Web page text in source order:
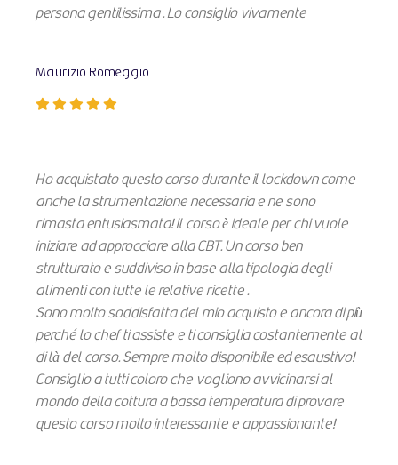
persona gentilissima . Lo consiglio vivamente
Maurizio Romeggio
Ho acquistato questo corso durante il lockdown come
anche la strumentazione necessaria e ne sono
rimasta entusiasmata! Il corso è ideale per chi vuole
iniziare ad approcciare alla CBT. Un corso ben
strutturato e suddiviso in base alla tipologia degli
alimenti con tutte le relative ricette .
Sono molto soddisfatta del mio acquisto e ancora di più
perché lo chef ti assiste e ti consiglia costantemente al
di là del corso. Sempre molto disponibile ed esaustivo!
Consiglio a tutti coloro che vogliono avvicinarsi al
mondo della cottura a bassa temperatura di provare
questo corso molto interessante e appassionante!